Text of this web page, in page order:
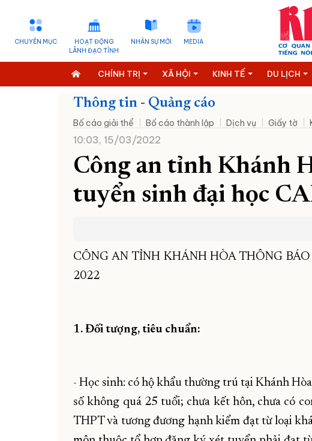
CHUYÊN MỤC
HOẠT ĐỘNG
LÃNH ĐẠO TỈNH
NHÂN SỰ MỚI MEDIA
CHÍNH TRỊ XÃ HỘI KINH TẾ DU LỊCH
Thông tin - Quảng cáo
Bố cáo giải thể Bố cáo thành lập Dịch vụ Giấy tờ
10:03, 15/03/2022
Công an tỉnh Khánh
tuyển sinh đại học
CÔNG AN TỈNH KHÁNH HÒA THÔNG
2022
1. Đối tượng, tiêu chuẩn:
- Học sinh: có hộ khẩu thường trú tại Khánh
số không quá 25 tuổi; chưa kết hôn, chưa có
THPT và tương đương hạnh kiểm đạt từ loại